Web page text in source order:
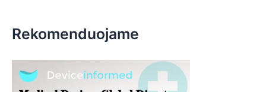
Rekomenduojame